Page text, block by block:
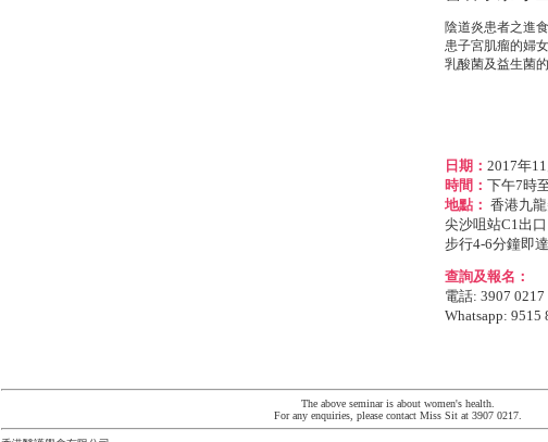
陰道炎患者之進
患子宮肌瘤的婦
乳酸菌及益生菌
日期： 2017年
時間： 下午7時
地點： 香港九
尖沙咀站C1出
步行4-6分鐘即
查詢及報名：
電話: 3907 0217
Whatsapp: 9515
The above seminar is about women's health.
For any enquiries, please contact Miss Sit at 3907 0217.